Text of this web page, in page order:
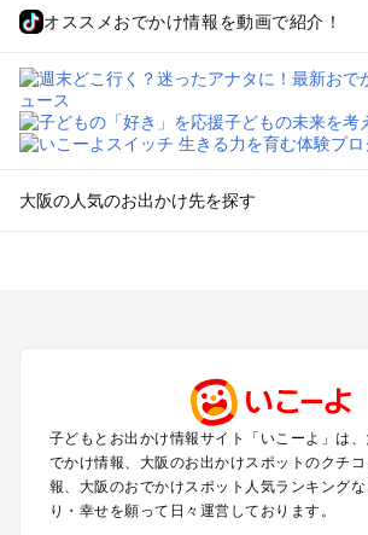
オススメおでかけ情報を動画で紹介！
大阪の人気のお出かけ先を探す
梅田・キタ・淀屋橋・本町・福島のプールお
東大阪・八尾・寝屋川・守口・門真のプー
大阪ベイエリア（USJ・南港）のプールお
なんば・心斎橋・道頓堀・四ツ橋・ミナミ
天王寺・阿倍野・上本町・長居のプールお出
子どもとお出かけ情報サイト「いこーよ」は
でかけ情報、大阪のお出かけスポットのクチ
報、大阪のおでかけスポット人気ランキング
り・幸せを願って日々運営しております。